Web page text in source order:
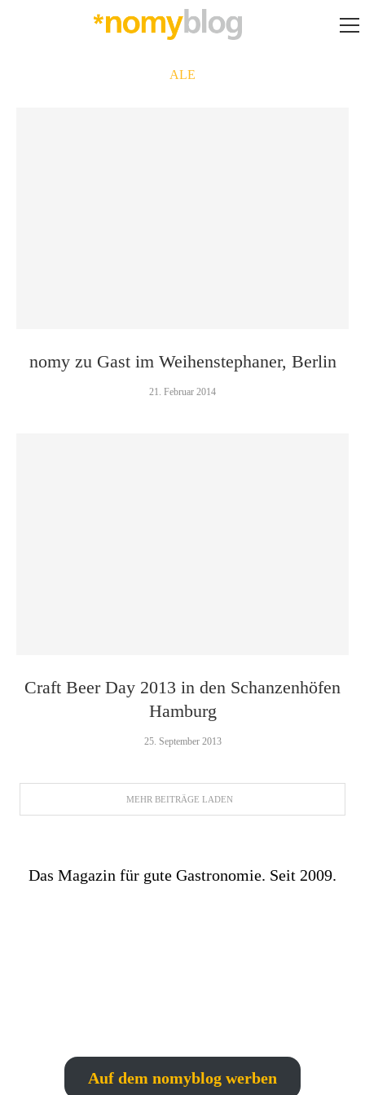
ALE
nomy zu Gast im Weihenstephaner, Berlin
21. Februar 2014
Craft Beer Day 2013 in den Schanzenhöfen
Hamburg
25. September 2013
MEHR BEITRÄGE LADEN
Das Magazin für gute Gastronomie. Seit 2009.
Auf dem nomyblog werben